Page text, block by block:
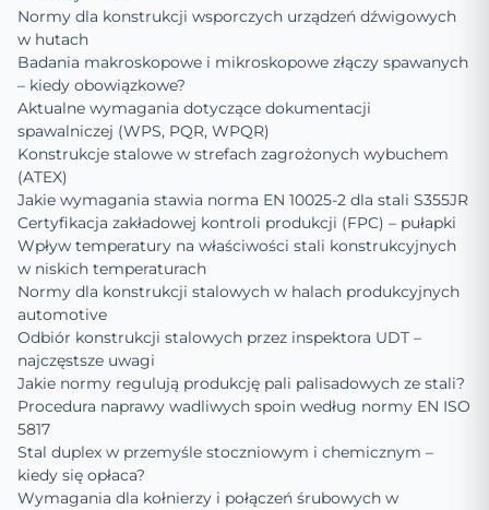
Normy dla konstrukcji wsporczych urządzeń dźwigowych
w hutach
Badania makroskopowe i mikroskopowe złączy spawanych
– kiedy obowiązkowe?
Aktualne wymagania dotyczące dokumentacji
spawalniczej (WPS, PQR, WPQR)
Konstrukcje stalowe w strefach zagrożonych wybuchem
(ATEX)
Jakie wymagania stawia norma EN 10025-2 dla stali S355JR
Certyfikacja zakładowej kontroli produkcji (FPC) – pułapki
Wpływ temperatury na właściwości stali konstrukcyjnych
w niskich temperaturach
Normy dla konstrukcji stalowych w halach produkcyjnych
automotive
Odbiór konstrukcji stalowych przez inspektora UDT –
najczęstsze uwagi
Jakie normy regulują produkcję pali palisadowych ze stali?
Procedura naprawy wadliwych spoin według normy EN ISO
5817
Stal duplex w przemyśle stoczniowym i chemicznym –
kiedy się opłaca?
Wymagania dla kołnierzy i połączeń śrubowych w